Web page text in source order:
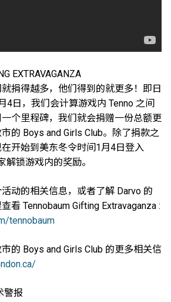
EXTRAVAGANZA
捐得越多，他们得到的就更多！即日
4日，我们会计算游戏内 Tenno 之间
个里程碑，我们就会捐赠一份总额更
的 Boys and Girls Club。除了捐款之
开始到美东冬令时间1月4日登入
解锁游戏内的奖励。
动的相关信息，或者了解 Darvo 的
看 Tennobaum Gifting Extravaganza :
tennobaum
的 Boys and Girls Club 的更多相关信
警报